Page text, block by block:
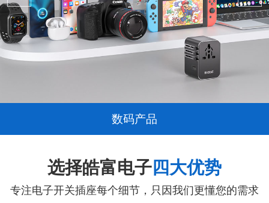
数码产品
选择皓富电子四大优势
专注电子开关插座每个细节，只因我们更懂您的需求